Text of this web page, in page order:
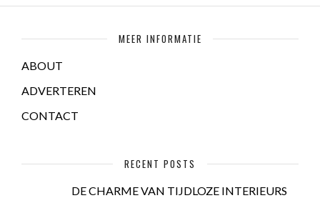
MEER INFORMATIE
ABOUT
ADVERTEREN
CONTACT
RECENT POSTS
DE CHARME VAN TIJDLOZE INTERIEURS